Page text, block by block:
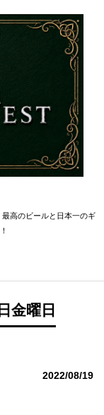
高のビールと日本一のギ
金曜日
2022/08/19